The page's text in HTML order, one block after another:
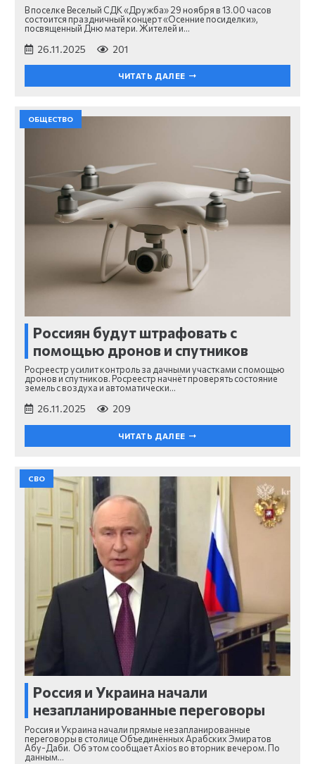
В поселке Веселый СДК «Дружба» 29 ноября в 13.00 часов
состоится праздничный концерт «Осенние посиделки»,
посвященный Дню матери. Жителей и…
26.11.2025 201
ЧИТАТЬ ДАЛЕЕ
ОБЩЕСТВО
Россиян будут штрафовать с
помощью дронов и спутников
Росреестр усилит контроль за дачными участками с помощью
дронов и спутников. Росреестр начнёт проверять состояние
земель с воздуха и автоматически…
26.11.2025 209
ЧИТАТЬ ДАЛЕЕ
СВО
Россия и Украина начали
незапланированные переговоры
Россия и Украина начали прямые незапланированные
переговоры в столице Объединённых Арабских Эмиратов
Абу-Даби. Об этом сообщает Axios во вторник вечером. По
данным…